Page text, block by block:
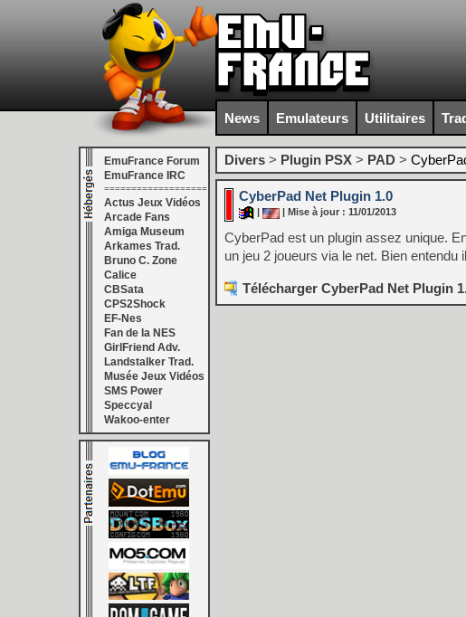
News Emulateurs Utilitaires
EmuFrance Forum
EmuFrance IRC
===================
Actus Jeux Vidéos
Arcade Fans
Amiga Museum
Arkames Trad.
Bruno C. Zone
Calice
CBSata
CPS2Shock
EF-Nes
Fan de la NES
GirlFriend Adv.
Landstalker Trad.
Musée Jeux Vidéos
SMS Power
Speccyal
Wakoo-enter
Divers > Plugin PSX > PAD >
CyberPad Net Plugin 1.0
| Mise à jour : 11/01/2013
CyberPad est un plugin assez unique.
un jeu 2 joueurs via le net. Bien entendu
Télécharger CyberPad Net Plugin